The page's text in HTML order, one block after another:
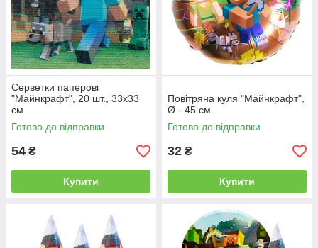
Серветки паперові
"Майнкрафт", 20 шт., 33х33
см
Готово до відправки
54 ₴
Купити
Повітряна куля "Майнкрафт",
Ø - 45 см
Готово до відправки
32 ₴
Купити